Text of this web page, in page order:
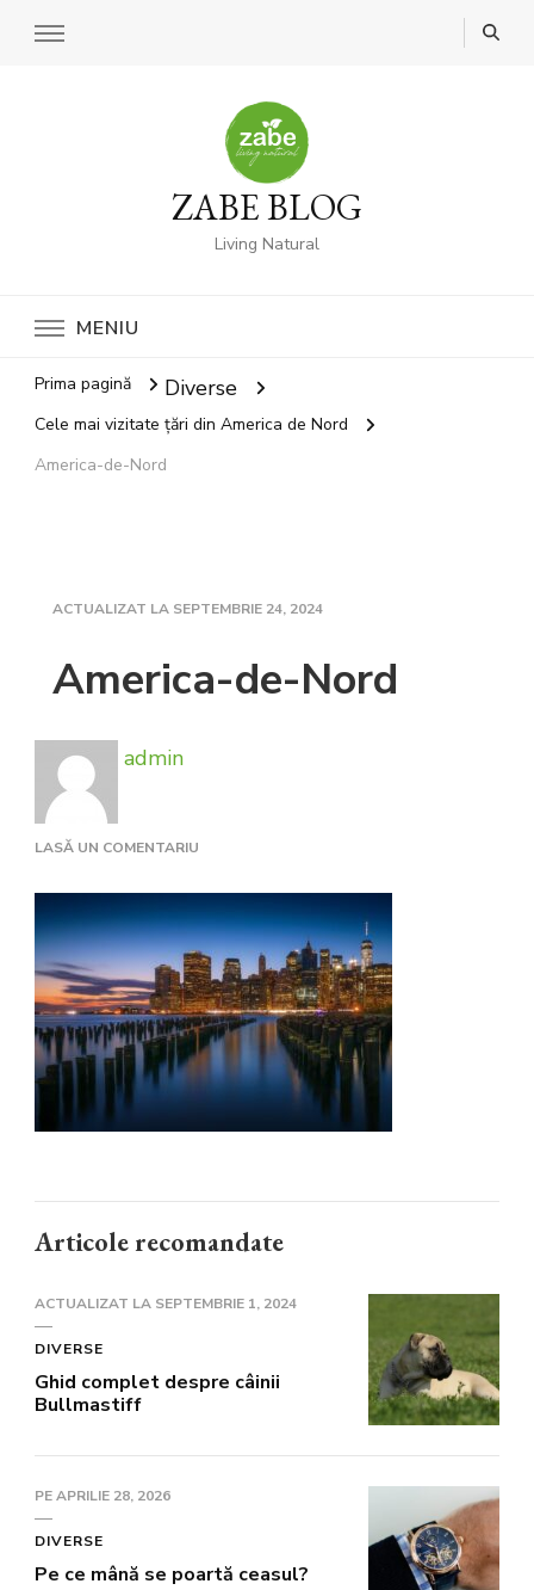
ZABE BLOG
Living Natural
MENIU
Prima pagină Diverse
Cele mai vizitate țări din America de Nord
America-de-Nord
ACTUALIZAT LA SEPTEMBRIE 24, 2024
America-de-Nord
admin
LASĂ UN COMENTARIU
DE-
NORD
Articole recomandate
ACTUALIZAT LA SEPTEMBRIE 1, 2024
DIVERSE
Ghid complet despre câinii
Bullmastiff
PEAPRILIE 28, 2026
DIVERSE
Pe ce mână se poartă ceasul?